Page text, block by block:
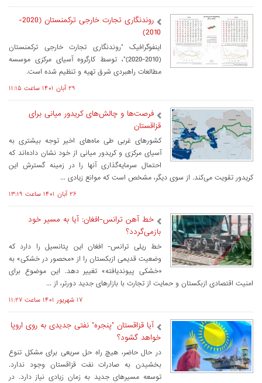
روندنگاری تجارت خارجی ترکمنستان (2020-
2010)
اینفوگرافیک "روندنگاری تجارت خارجی ترکمنستان
(2010-2020)"، توسط کارگروه آسیای مرکزی موسسه
مطالعات راهبردی شرق تهیه و تنظیم شده است.
۲۹ آبان ۱۴۰۱ ساعت ۱۱:۱۵
فرصت‌ها و چالش‌های کریدور میانی برای
قزاقستان
کشورهای غربی طی ماه‌های اخیر توجه بیشتری به
آسیای مرکزی و کریدور میانی از خود نشان داده‌اند که
احتمال سرمایه‌گذاری آنها را در زمینه گسترش این
کریدور تقویت می‌کند. از سوی دیگر، مشخص است که موانع زیادی ...
۲۶ آبان ۱۴۰۱ ساعت ۱۳:۱۹
خط آهن ترانس-افغان: آیا به مسیر خود
بازمی‌گردد؟
خط ریلی ترانس- افغان این پتانسیل را دارد که
وضعیت قدیمی ازبکستان را از «محصور در خشکی» به
«خشکی پیوندیافته» تغییر دهد. این موضوع برای
امنیت اقتصادی ازبکستان و حمایت از تجارت با بازارهای جدید دورتر، از ...
۱۷ شهريور ۱۴۰۱ ساعت ۱۱:۲۷
آیا قزاقستان "پنجره" نفتی جدیدی به روی اروپا
خواهد گشود؟
در حال حاضر، هیچ راه حل سریعی برای مشکل تنوع
بخشیدن به صادرات نفت قزاقستان وجود ندارد.
توسعه مسیرهای جدید به زمان زیادی نیاز دارد. در